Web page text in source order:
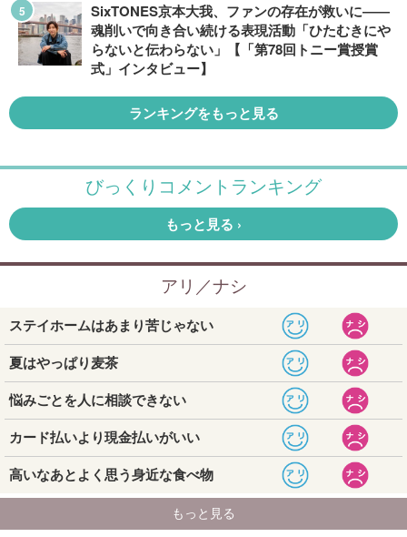
SixTONES京本大我、ファンの存在が救いに――
魂削いで向き合い続ける表現活動「ひたむきにや
らないと伝わらない」【「第78回トニー賞授賞
式」インタビュー】
ランキングをもっと見る